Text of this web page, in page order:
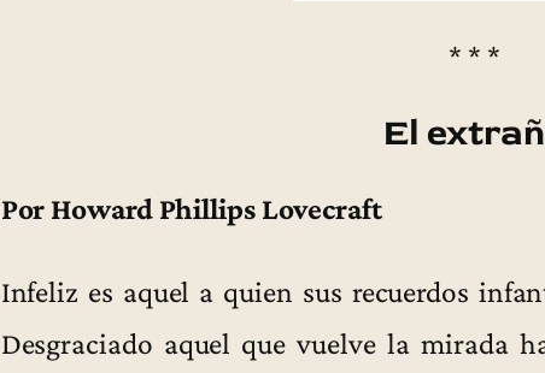
* * *
El
Por Howard Phillips Lovecraft
Infeliz es aquel a quien sus recuerdos
Desgraciado aquel que vuelve la mirada